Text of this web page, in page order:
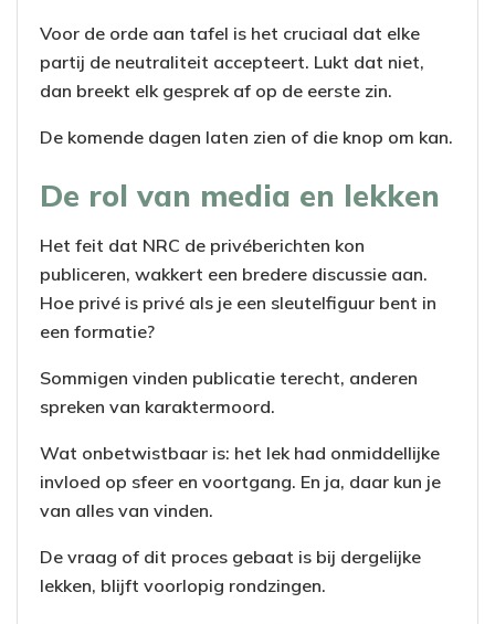
Voor de orde aan tafel is het cruciaal dat elke
partij de neutraliteit accepteert. Lukt dat niet,
dan breekt elk gesprek af op de eerste zin.
De komende dagen laten zien of die knop om kan.
De rol van media en lekken
Het feit dat NRC de privéberichten kon
publiceren, wakkert een bredere discussie aan.
Hoe privé is privé als je een sleutelfiguur bent in
een formatie?
Sommigen vinden publicatie terecht, anderen
spreken van karaktermoord.
Wat onbetwistbaar is: het lek had onmiddellijke
invloed op sfeer en voortgang. En ja, daar kun je
van alles van vinden.
De vraag of dit proces gebaat is bij dergelijke
lekken, blijft voorlopig rondzingen.